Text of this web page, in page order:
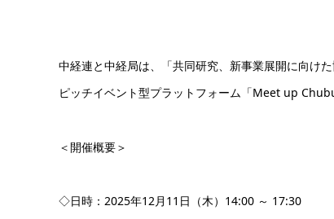
中経連と中経局は、「共同研究、新事業展開に向け
ピッチイベント型プラットフォーム「Meet up
＜開催概要＞
◇日時：2025年12月11日（木）14:00 ～ 17:30